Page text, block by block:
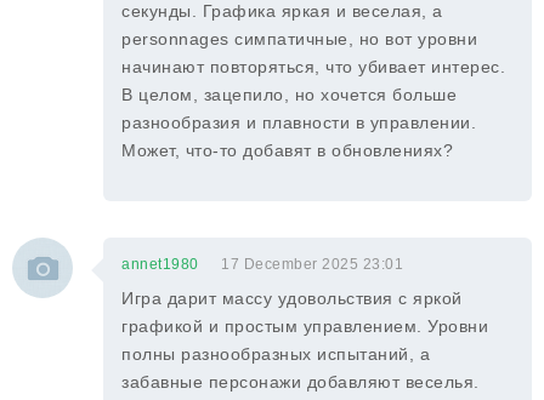
секунды. Графика яркая и веселая, а
personnages симпатичные, но вот уровни
начинают повторяться, что убивает интерес.
В целом, зацепило, но хочется больше
разнообразия и плавности в управлении.
Может, что-то добавят в обновлениях?
annet1980 17 December 2025 23:01
Игра дарит массу удовольствия с яркой
графикой и простым управлением. Уровни
полны разнообразных испытаний, а
забавные персонажи добавляют веселья.